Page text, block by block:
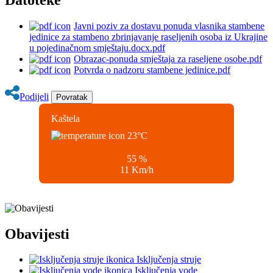
Javni poziv za dostavu ponuda vlasnika stambene
jedinice za stambeno zbrinjavanje raseljenih osoba iz Ukrajine
u pojedinačnom smještaju.docx.pdf
Obrazac-ponuda smještaja za raseljene osobe.pdf
Potvrda o nadzoru stambene jedinice.pdf
Podijeli Povratak
Kaštela
23°C
55 %
11 Km/h
Obavijesti
Isključenja struje
Isključenja vode